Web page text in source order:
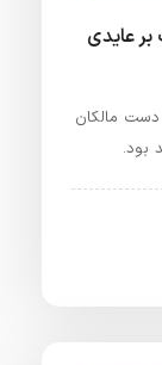
عایدی
دست مالکان
بود.